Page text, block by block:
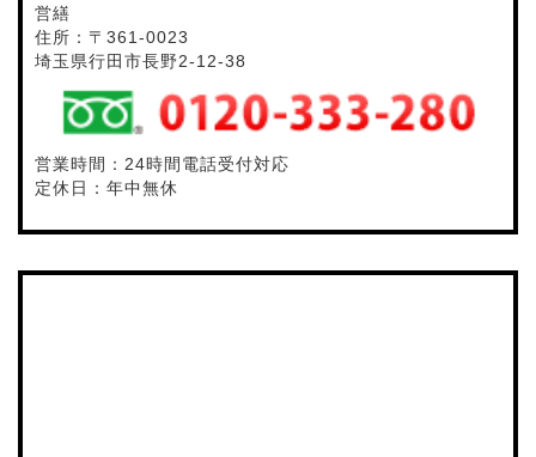
営繕
住所：〒361-0023
埼玉県行田市長野2-12-38
営業時間：24時間電話受付対応
定休日：年中無休